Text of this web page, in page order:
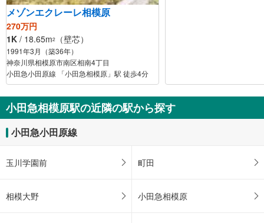
メゾンエクレーレ相模原
270万円
1K / 18.65m2 （壁芯）
1991年3月（築36年）
神奈川県相模原市南区相南4丁目
小田急小田原線 「小田急相模原」駅 徒歩4分
小田急相模原駅の近隣の駅から探す
小田急小田原線
玉川学園前 町田
相模大野 小田急相模原